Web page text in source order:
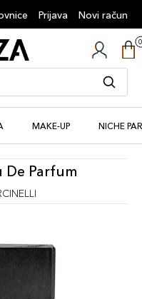
Prijava Novi račun
MAKE-UP NICHE
De Parfum